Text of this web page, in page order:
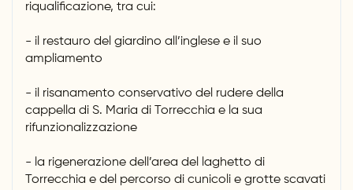
riqualificazione, tra cui:
- il restauro del giardino all’inglese e il suo
ampliamento
- il risanamento conservativo del rudere della
cappella di S. Maria di Torrecchia e la sua
rifunzionalizzazione
- la rigenerazione dell’area del laghetto di
Torrecchia e del percorso di cunicoli e grotte scavati